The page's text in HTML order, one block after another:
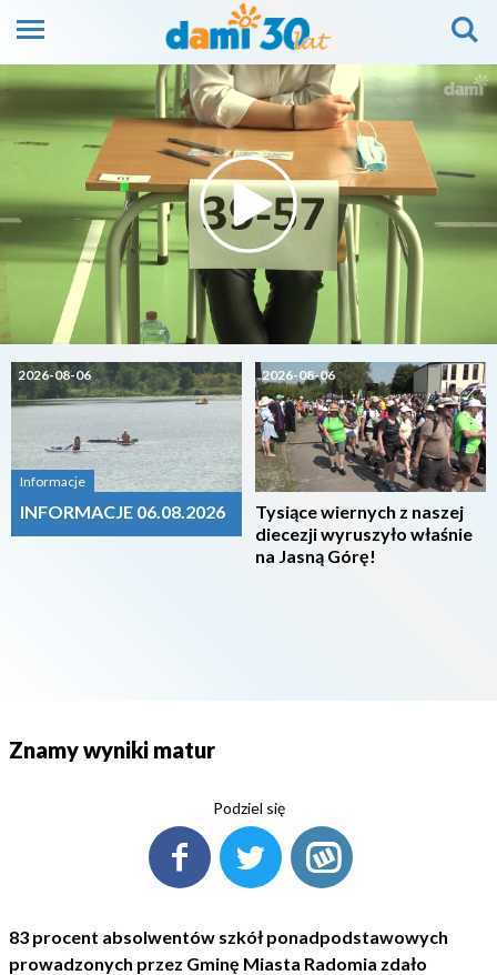
2026-08-06
Informacje
INFORMACJE 06.08.2026
2026-08-06
Tysiące wiernych z naszej
diecezji wyruszyło właśnie
na Jasną Górę!
Znamy wyniki matur
Podziel się
83 procent absolwentów szkół ponadpodstawowych
prowadzonych przez Gminę Miasta Radomia zdało